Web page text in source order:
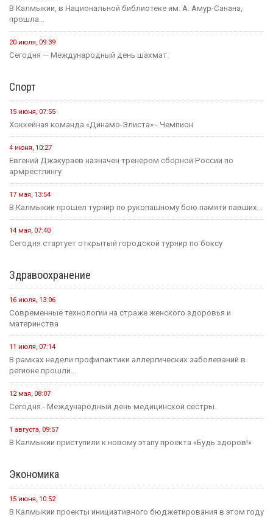
В Калмыкии, в Национальной библиотеке им. А. Амур-Санана,
прошла...
20 июля, 09:39
Сегодня — Международный день шахмат.
Спорт
15 июня, 07:55
Хоккейная команда «Динамо-Элиста» - Чемпион
4 июня, 10:27
Евгений Джакураев назначен тренером сборной России по
армрестлингу
17 мая, 13:54
В Калмыкии прошел турнир по рукопашному бою памяти павших...
14 мая, 07:40
Сегодня стартует открытый городской турнир по боксу
Здравоохранение
16 июля, 13:06
Современные технологии на страже женского здоровья и
материнства
11 июля, 07:14
В рамках недели профилактики аллергических заболеваний в
регионе прошли...
12 мая, 08:07
Сегодня - Международный день медицинской сестры.
1 августа, 09:57
В Калмыкии приступили к новому этапу проекта «Будь здоров!»
Экономика
15 июня, 10:52
В Калмыкии проекты инициативного бюджетирования в этом году